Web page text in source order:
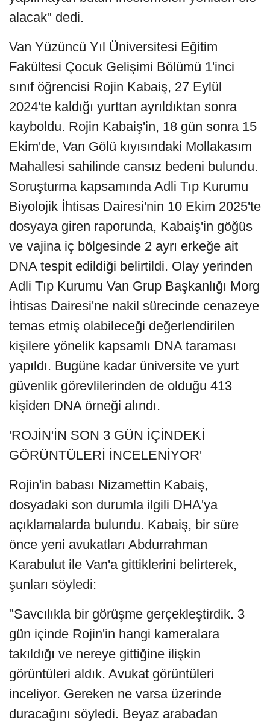
alacak" dedi.
Van Yüzüncü Yıl Üniversitesi Eğitim
Fakültesi Çocuk Gelişimi Bölümü 1'inci
sınıf öğrencisi Rojin Kabaiş, 27 Eylül
2024'te kaldığı yurttan ayrıldıktan sonra
kayboldu. Rojin Kabaiş'in, 18 gün sonra 15
Ekim'de, Van Gölü kıyısındaki Mollakasım
Mahallesi sahilinde cansız bedeni bulundu.
Soruşturma kapsamında Adli Tıp Kurumu
Biyolojik İhtisas Dairesi'nin 10 Ekim 2025'te
dosyaya giren raporunda, Kabaiş'in göğüs
ve vajina iç bölgesinde 2 ayrı erkeğe ait
DNA tespit edildiği belirtildi. Olay yerinden
Adli Tıp Kurumu Van Grup Başkanlığı Morg
İhtisas Dairesi'ne nakil sürecinde cenazeye
temas etmiş olabileceği değerlendirilen
kişilere yönelik kapsamlı DNA taraması
yapıldı. Bugüne kadar üniversite ve yurt
güvenlik görevlilerinden de olduğu 413
kişiden DNA örneği alındı.
'ROJİN'İN SON 3 GÜN İÇİNDEKİ
GÖRÜNTÜLERİ İNCELENİYOR'
Rojin'in babası Nizamettin Kabaiş,
dosyadaki son durumla ilgili DHA'ya
açıklamalarda bulundu. Kabaiş, bir süre
önce yeni avukatları Abdurrahman
Karabulut ile Van'a gittiklerini belirterek,
şunları söyledi:
"Savcılıkla bir görüşme gerçekleştirdik. 3
gün içinde Rojin'in hangi kameralara
takıldığı ve nereye gittiğine ilişkin
görüntüleri aldık. Avukat görüntüleri
inceliyor. Gereken ne varsa üzerinde
duracağını söyledi. Beyaz arabadan